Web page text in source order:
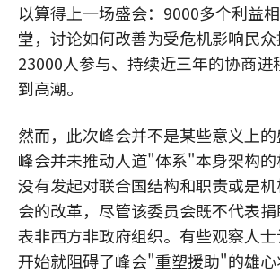
以算得上一场盛会：9000多个利益
堂，讨论如何改善为受危机影响民
23000人参与、持续近三年的协商进
到高潮。
然而，此次峰会并不是某些意义上的
峰会并未推动人道"体系"本身架构
没有发起对联合国结构和职责或是
会的改革，尽管该委员会既不代表
表非西方非政府组织。有些观察人
开始就阻碍了峰会"重塑援助"的雄心